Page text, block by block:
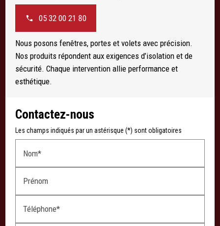
05 32 00 21 80
Nous posons fenêtres, portes et volets avec précision.
Nos produits répondent aux exigences d’isolation et de
sécurité. Chaque intervention allie performance et
esthétique.
Contactez-nous
Les champs indiqués par un astérisque (*) sont obligatoires
Nom*
Prénom
Téléphone*